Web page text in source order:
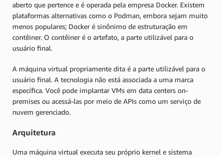
aberto que pertence e é operada pela empresa Docker. Existem
plataformas alternativas como o Podman, embora sejam muito
menos populares; Docker é sinônimo de estruturação em
contêiner. O contêiner é o artefato, a parte utilizável para o
usuário final.
A máquina virtual propriamente dita é a parte utilizável para o
usuário final. A tecnologia não está associada a uma marca
específica. Você pode implantar VMs em data centers on-
premises ou acessá-las por meio de APIs como um serviço de
nuvem gerenciado.
Arquitetura
Uma máquina virtual executa seu próprio kernel e sistema